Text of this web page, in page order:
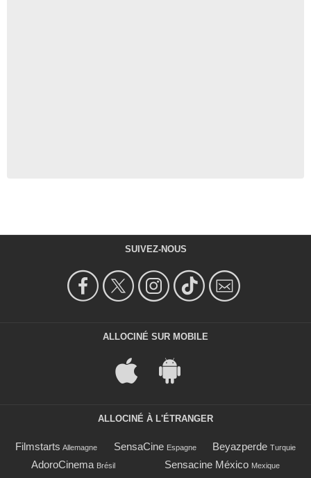
SUIVEZ-NOUS
ALLOCINÉ SUR MOBILE
ALLOCINÉ À L'ÉTRANGER
Filmstarts Allemagne SensaCine Espagne Beyazperde Turquie
AdoroCinema Brésil Sensacine México Mexique